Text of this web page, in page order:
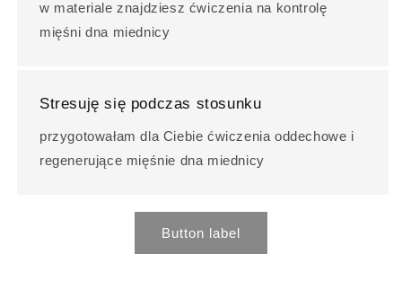
w materiale znajdziesz ćwiczenia na kontrolę
mięśni dna miednicy
Stresuję się podczas stosunku
przygotowałam dla Ciebie ćwiczenia oddechowe i
regenerujące mięśnie dna miednicy
Button label